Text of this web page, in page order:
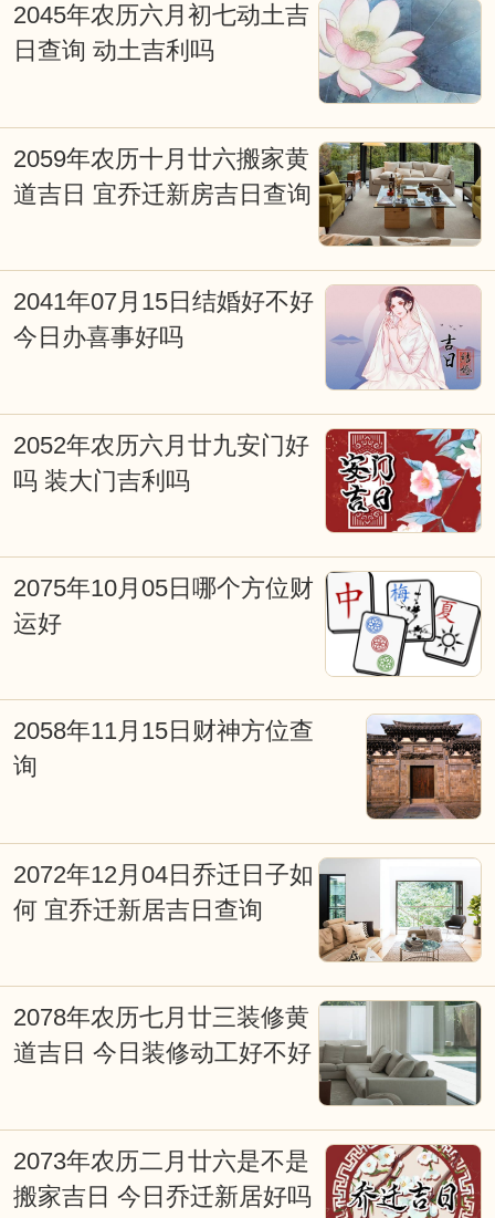
日子择吉日，本站是免费择日网。择日是
我国古文化的重要组成部分，从战争、文
化活动、皇家礼祭，道家佛家的各种活
动，都和择吉日有着极大的关系。俗话
说：得天时得地利，天时地利人和；子靠
出生，女靠行嫁；发福由地脉，催福出良
辰；不得真龙得日月，也是富贵旺人家等
等。古时人们就是通过计算太阳、月亮等
星球对不同地域的影响，所产生不同的吉
凶效应。择日是求得天时气运的助力，是
造福的重要手段。择吉日在涉及诸如结婚
嫁娶择日、修造动土择日、入宅搬家择
日、开张开业择日、生儿育女交合求嗣择
吉日等重大事项时，必须选择吉日吉时，
从而达到趋吉避凶、福自天降、荣华富
贵，因些择吉日非常重要。老式挂历、老
信息，特别提醒一些贪图方便的网友，不
能看见老黄历上写着宜嫁娶便定下终身大
事吉期。因为，这天对大多数人来说是吉
日，而对您来说可能会不太合适。因此，
对于重要的事情还是要针对自已进行专业
择吉日而行事会更好点，择吉日网的在线
择日查询系统能为您解忧并永久免费开
放。
2045年农历六月初七动土吉
日查询 动土吉利吗
2059年农历十月廿六搬家黄
道吉日 宜乔迁新房吉日查询
2041年07月15日结婚好不好
今日办喜事好吗
2052年农历六月廿九安门好
吗 装大门吉利吗
2075年10月05日哪个方位财
运好
2058年11月15日财神方位查
询
2072年12月04日乔迁日子如
何 宜乔迁新居吉日查询
2078年农历七月廿三装修黄
道吉日 今日装修动工好不好
2073年农历二月廿六是不是
搬家吉日 今日乔迁新居好吗